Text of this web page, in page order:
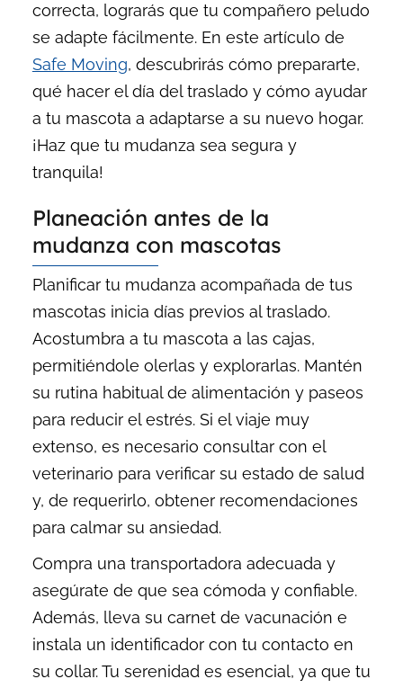
correcta, lograrás que tu compañero peludo
se adapte fácilmente. En este artículo de
Safe Moving, descubrirás cómo prepararte,
qué hacer el día del traslado y cómo ayudar
a tu mascota a adaptarse a su nuevo hogar.
¡Haz que tu mudanza sea segura y
tranquila!
Planeación antes de la
mudanza con mascotas
Planificar tu mudanza acompañada de tus
mascotas inicia días previos al traslado.
Acostumbra a tu mascota a las cajas,
permitiéndole olerlas y explorarlas. Mantén
su rutina habitual de alimentación y paseos
para reducir el estrés. Si el viaje muy
extenso, es necesario consultar con el
veterinario para verificar su estado de salud
y, de requerirlo, obtener recomendaciones
para calmar su ansiedad.
Compra una transportadora adecuada y
asegúrate de que sea cómoda y confiable.
Además, lleva su carnet de vacunación e
instala un identificador con tu contacto en
su collar. Tu serenidad es esencial, ya que tu